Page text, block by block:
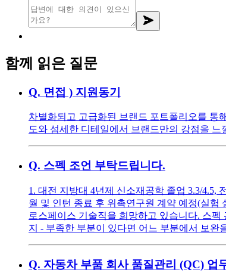
함께 읽은 질문
Q. 면접 ) 지원동기
차별화되고 고급화된 브랜드 포트폴리오를 통
도와 섬세한 디테일에서 브랜드만의 강점을
Q. 스펙 조언 부탁드립니다.
1. 대전 지방대 4년제 신소재공학 졸업 3.3/4.5,
월 및 인턴 종료 후 위촉연구원 계약 예정(실험
로스페이스 기술직을 희망하고 있습니다. 스
지 - 부족한 부분이 있다면 어느 부분에서 보
Q. 자동차 부품 회사 품질관리 (QC) 업